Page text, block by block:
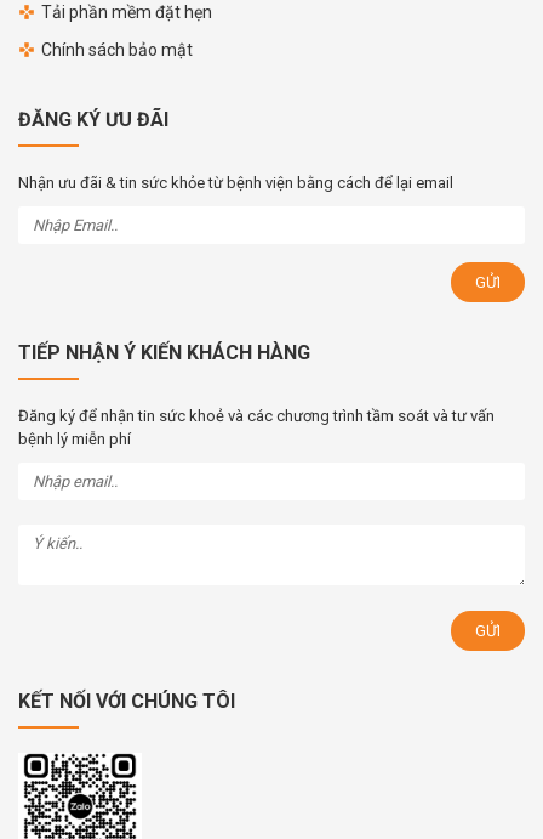
Tải phần mềm đặt hẹn
Chính sách bảo mật
ĐĂNG KÝ ƯU ĐÃI
Nhận ưu đãi & tin sức khỏe từ bệnh viện bằng cách để lại email
TIẾP NHẬN Ý KIẾN KHÁCH HÀNG
Đăng ký để nhận tin sức khoẻ và các chương trình tầm soát và tư vấn
bệnh lý miễn phí
KẾT NỐI VỚI CHÚNG TÔI